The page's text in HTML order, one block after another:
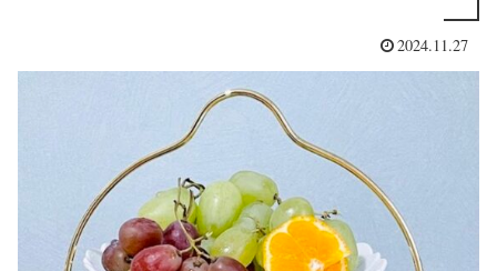
2024.11.27